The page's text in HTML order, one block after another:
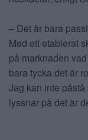
– Det är bara
Med ett etablerat
på marknaden
bara tycka det är
Jag kan inte
lyssnar på det är